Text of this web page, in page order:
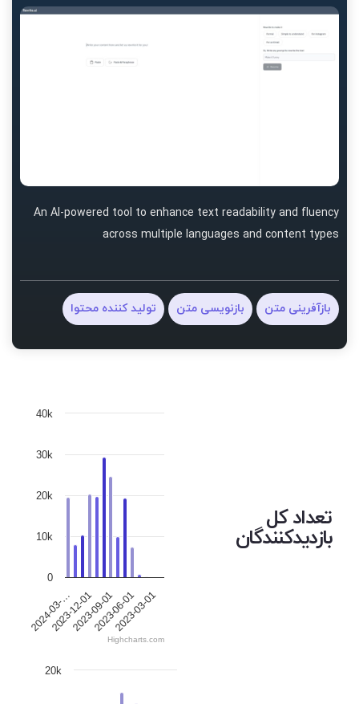
An AI-powered tool to enhance text readability and fluency
across multiple languages and content types
بازآفرینی متن بازنویسی متن تولید کننده محتوا
تعداد کل
بازدیدکنندگان
2024-03-…
2023-12-012023-09-012023-06-01
2023-03-01
0
10k
20k
30k
40k
Highcharts.com
20k